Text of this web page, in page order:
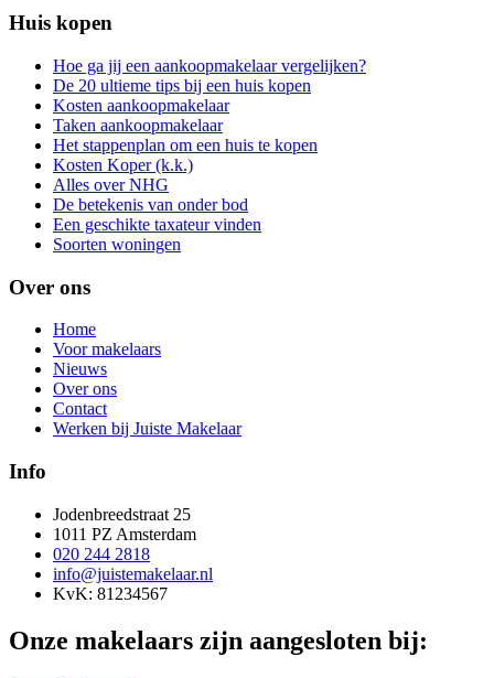
Huis kopen
Hoe ga jij een aankoopmakelaar vergelijken?
De 20 ultieme tips bij een huis kopen
Kosten aankoopmakelaar
Taken aankoopmakelaar
Het stappenplan om een huis te kopen
Kosten Koper (k.k.)
Alles over NHG
De betekenis van onder bod
Een geschikte taxateur vinden
Soorten woningen
Over ons
Home
Voor makelaars
Nieuws
Over ons
Contact
Werken bij Juiste Makelaar
Info
Jodenbreedstraat 25
1011 PZ Amsterdam
020 244 2818
info@juistemakelaar.nl
KvK: 81234567
Onze makelaars zijn aangesloten bij: